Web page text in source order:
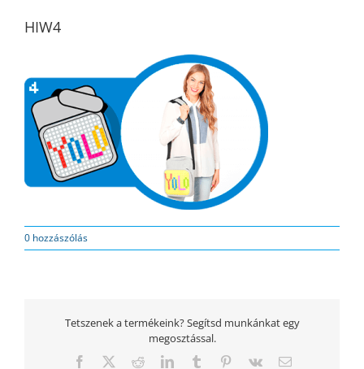
HIW4
0 hozzászólás
Tetszenek a termékeink? Segítsd munkánkat egy
megosztással.
Facebook
TwitterRedditLinkedInTumblr Pinterest
Vk Email: